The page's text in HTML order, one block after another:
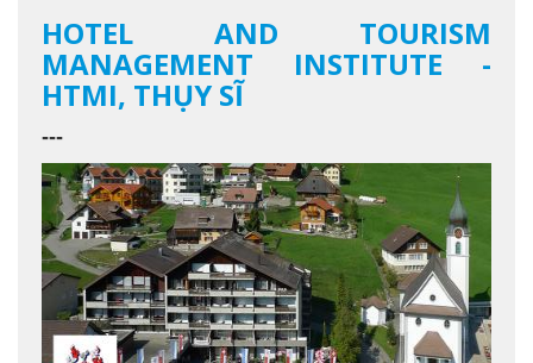
HOTEL AND TOURISM
MANAGEMENT INSTITUTE -
HTMI, THỤY SĨ
---